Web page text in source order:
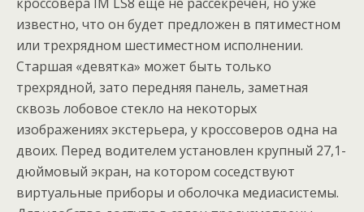
известно, что он будет предложен в пятиместном
или трехрядном шестиместном исполнении.
Старшая «девятка» может быть только
трехрядной, зато передняя панель, заметная
сквозь лобовое стекло на некоторых
изображениях экстерьера, у кроссоверов одна на
двоих. Перед водителем установлен крупный 27,1-
дюймовый экран, на котором соседствуют
виртуальные приборы и оболочка медиасистемы.